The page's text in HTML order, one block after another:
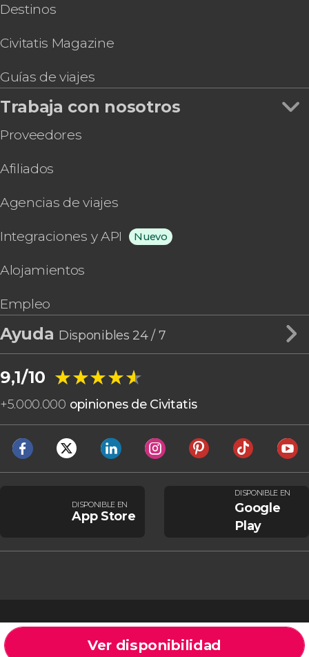
Ver disponibilidad
Destinos
Civitatis Magazine
Guías de viajes
Trabaja con nosotros
Proveedores
Afiliados
Agencias de viajes
Integraciones y API Nuevo
Alojamientos
Empleo
Ayuda Disponibles 24 / 7
9,1/10 ★★★★★
★★★★★
+5.000.000 opiniones de Civitatis
DISPONIBLE EN
App Store
DISPONIBLE EN
Google
Play
Condiciones generales Aviso legal Política de privacidad